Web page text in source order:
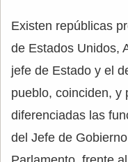
Existen repúblicas
de Estados Unidos,
jefe de Estado y el
pueblo, coinciden, y
diferenciadas las
del Jefe de